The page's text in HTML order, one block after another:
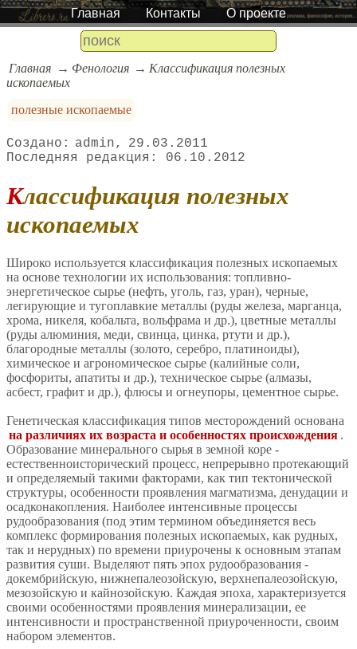
Главная Контакты О проекте
Главная Фенология
Классификация полезных
ископаемых
полезные ископаемые
admin
29.03.2011
06.10.2012
Классификация полезных
ископаемых
Широко используется классификация полезных ископаемых
на основе технологии их использования: топливно-
энергетическое сырье (нефть, уголь, газ, уран), черные,
легирующие и тугоплавкие металлы (руды железа, марганца,
хрома, никеля, кобальта, вольфрама и др.), цветные металлы
(руды алюминия, меди, свинца, цинка, ртути и др.),
благородные металлы (золото, серебро, платиноиды),
химическое и агрономическое сырье (калийные соли,
фосфориты, апатиты и др.), техническое сырье (алмазы,
асбест, графит и др.), флюсы и огнеупоры, цементное сырье.
Генетическая классификация типов месторождений основана
на различиях их возраста и особенностях происхождения .
Образование минерального сырья в земной коре -
естественноисторический процесс, непрерывно протекающий
и определяемый такими факторами, как тип тектонической
структуры, особенности проявления магматизма, денудации и
осадконакопления. Наиболее интенсивные процессы
рудообразования (под этим термином объединяется весь
комплекс формирования полезных ископаемых, как рудных,
так и нерудных) по времени приурочены к основным этапам
развития суши. Выделяют пять эпох рудообразования -
докембрийскую, нижнепалеозойскую, верхнепалеозойскую,
мезозойскую и кайнозойскую. Каждая эпоха, характеризуется
своими особенностями проявления минерализации, ее
интенсивности и пространственной приуроченности, своим
набором элементов.